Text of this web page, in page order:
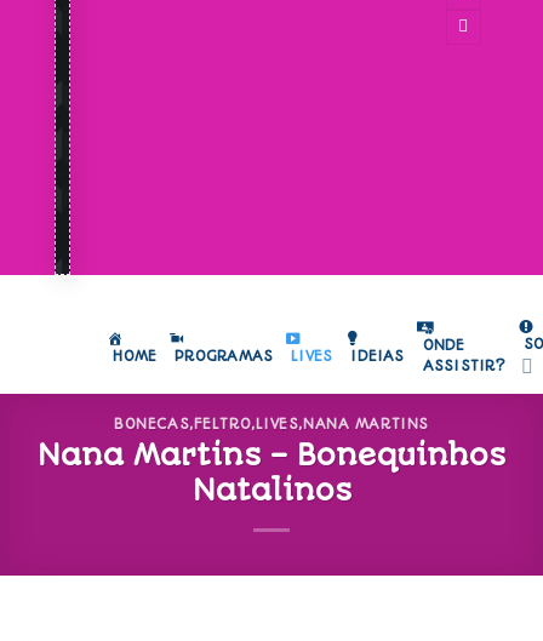
HOME PROGRAMAS LIVES IDEIAS
ONDE
ASSISTIR?
BONECAS,FELTRO, LIVES,NANA MARTINS
Nana Martins – Bonequinhos
Natalinos